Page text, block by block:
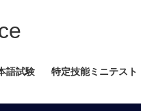
語試験 特定技能ミニテスト